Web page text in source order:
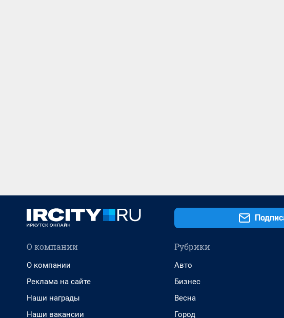
О компании
О компании
Реклама на сайте
Наши награды
Наши вакансии
Рубрики
Авто
Бизнес
Весна
Город